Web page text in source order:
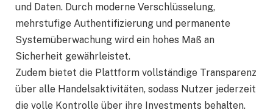
und Daten. Durch moderne Verschlüsselung,
mehrstufige Authentifizierung und permanente
Systemüberwachung wird ein hohes Maß an
Sicherheit gewährleistet.
Zudem bietet die Plattform vollständige Transparenz
über alle Handelsaktivitäten, sodass Nutzer jederzeit
die volle Kontrolle über ihre Investments behalten.